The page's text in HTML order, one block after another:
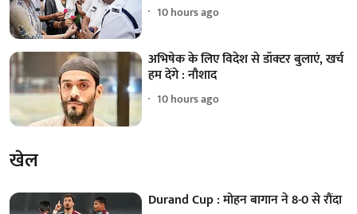
10 hours ago
अभिषेक के लिए विदेश से डॉक्टर बुलाएं, खर्च
हम देंगे : नौशाद
10 hours ago
खेल
Durand Cup : मोहन बागान ने 8-0 से रौंदा